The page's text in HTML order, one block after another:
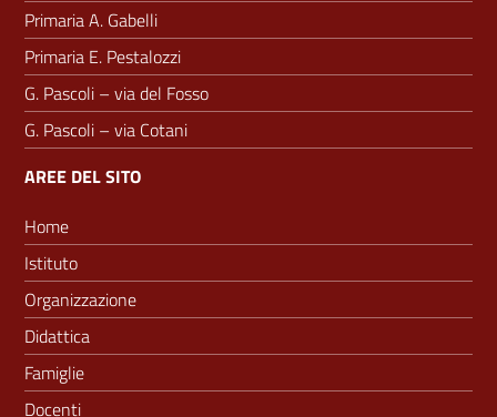
Primaria A. Gabelli
Primaria E. Pestalozzi
G. Pascoli – via del Fosso
G. Pascoli – via Cotani
AREE DEL SITO
Home
Istituto
Organizzazione
Didattica
Famiglie
Docenti